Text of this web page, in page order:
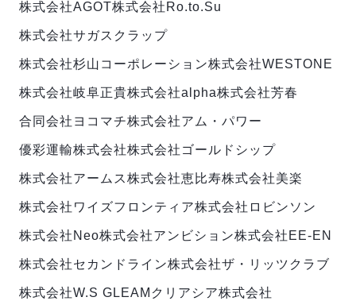
株式会社AGOT株式会社Ro.to.Su
株式会社サガスクラップ
株式会社杉山コーポレーション株式会社WESTONE
株式会社岐阜正貴株式会社alpha株式会社芳春
合同会社ヨコマチ株式会社アム・パワー
優彩運輸株式会社株式会社ゴールドシップ
株式会社アームス株式会社恵比寿株式会社美楽
株式会社ワイズフロンティア株式会社ロビンソン
株式会社Neo株式会社アンビション株式会社EE-EN
株式会社セカンドライン株式会社ザ・リッツクラブ
株式会社W.S GLEAM クリアシア株式会社